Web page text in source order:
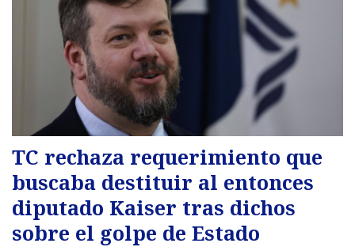
TC rechaza requerimiento que
buscaba destituir al entonces
diputado Kaiser tras dichos
sobre el golpe de Estado